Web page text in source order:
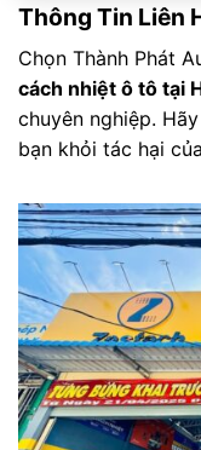
Thông Tin Liên
Chọn Thành Phát
cách nhiệt ô tô tại
chuyên nghiệp.
bạn khỏi tác hại